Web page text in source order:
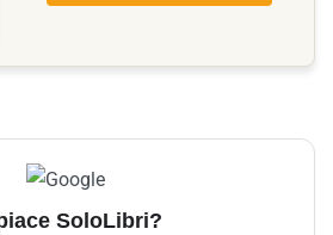
SoloLibri?